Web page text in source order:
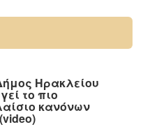
Ηρακλείου
το πιο
κανόνων